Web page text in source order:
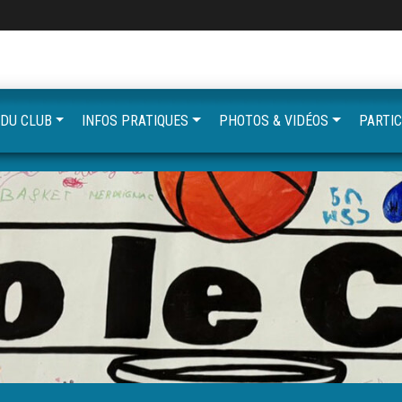
CLUB INFOS PRATIQUES PHOTOS & VIDÉOS